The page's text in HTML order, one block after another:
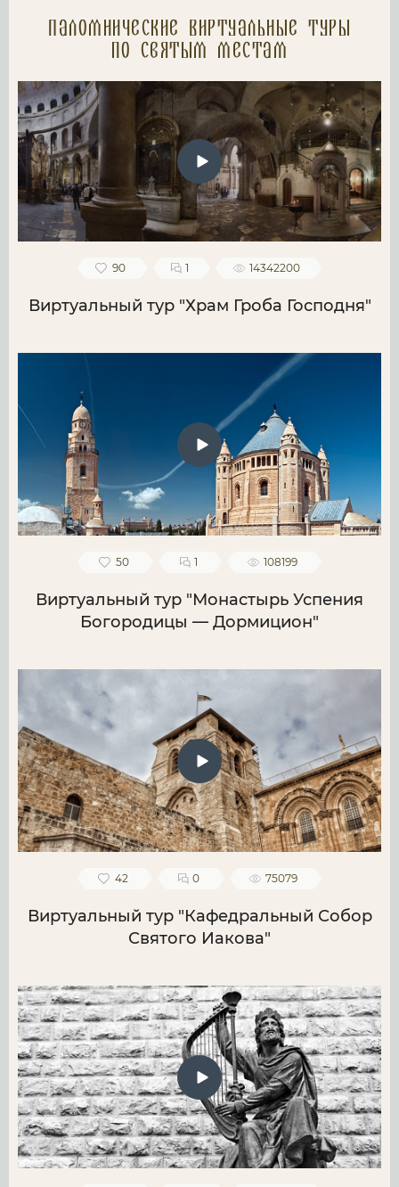
Паломнические Виртуальные туры
по святым местам
90 1 14342200
Виртуальный тур "Храм Гроба Господня"
50 1 108199
Виртуальный тур "Монастырь Успения
Богородицы — Дормицион"
42 0 75079
Виртуальный тур "Кафедральный Собор
Святого Иакова"